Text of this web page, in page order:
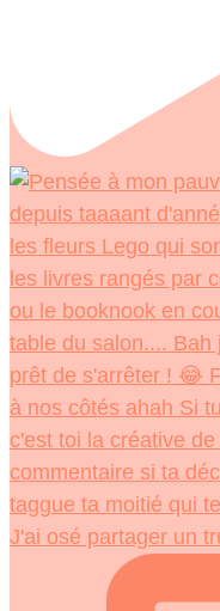
J'ai osé partager un